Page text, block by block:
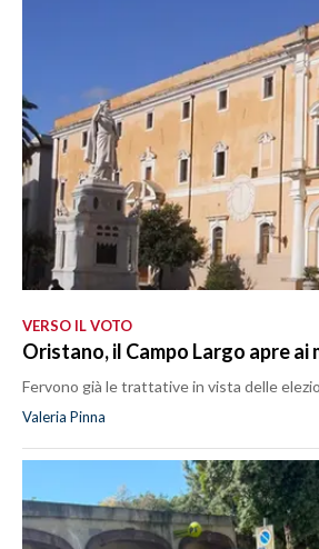
VERSO IL VOTO
Oristano, il Campo Largo apre ai
Fervono già le trattative in vista delle
Valeria Pinna